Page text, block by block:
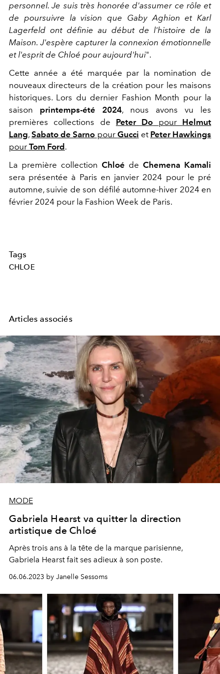
personnel. Je suis très honorée d'assumer ce rôle et
de poursuivre la vision que Gaby Aghion et Karl
Lagerfeld ont définie au début de l'histoire de la
Maison. J'espère capturer la connexion émotionnelle
et l'esprit de Chloé pour aujourd'hui".
Cette année a été marquée par la nomination de
nouveaux directeurs de la création pour les maisons
historiques. Lors du dernier Fashion Month pour la
saison printemps-été 2024, nous avons vu les
premières collections de Peter Do pour Helmut
Lang,Sabato de Sarno pour Gucci et Peter Hawkings
pour Tom Ford .
La première collection Chloé de Chemena Kamali
sera présentée à Paris en janvier 2024 pour le pré
automne, suivie de son défilé automne-hiver 2024 en
février 2024 pour la Fashion Week de Paris.
Tags
CHLOE
Articles associés
MODE
Gabriela Hearst va quitter la direction
artistique de Chloé
Après trois ans à la tête de la marque parisienne,
Gabriela Hearst fait ses adieux à son poste.
06.06.2023 by Janelle Sessoms